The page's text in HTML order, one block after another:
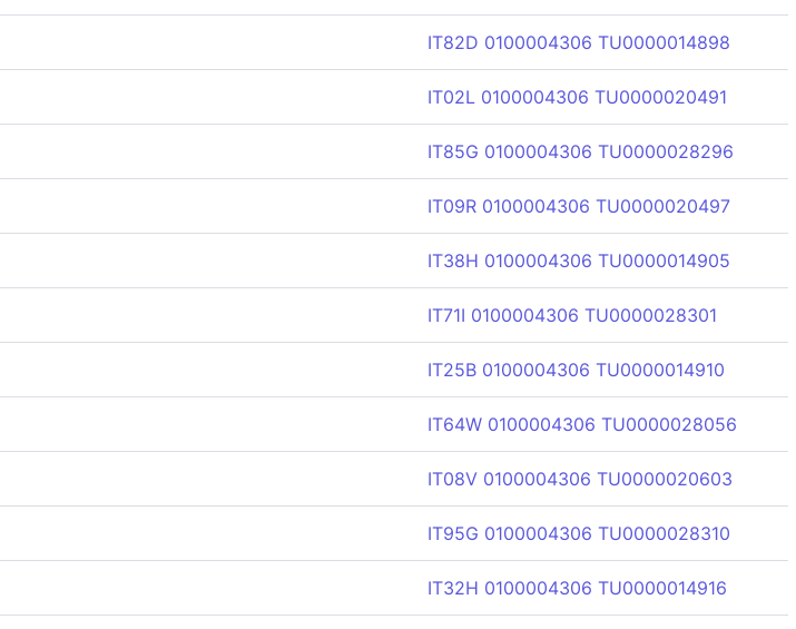
IT82D 0100004306 TU0000014898
IT02L 0100004306 TU0000020491
IT85G 0100004306 TU0000028296
IT09R 0100004306 TU0000020497
IT38H 0100004306 TU0000014905
IT71I 0100004306 TU0000028301
IT25B 0100004306 TU0000014910
IT64W 0100004306 TU0000028056
IT08V 0100004306 TU0000020603
IT95G 0100004306 TU0000028310
IT32H 0100004306 TU0000014916